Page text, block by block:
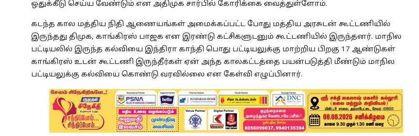
ஒதுக்கீடு செய்ய வேண்டும் என அதிமுக சார்பில் கோரிக்கை வைத்துள்ளோம்.
கடந்த கால மத்திய நிதி ஆணையங்கள் அமைக்கப்பட்ட போது மத்திய அரசுடன் கூட்டணியில்
இருந்தது திமுக, காங்கிரஸ் பாஜக என இரண்டு கட்சிகளுடனும் கூட்டணியில் இருந்தனர். மாநில
பட்டியலில் இருந்த கல்வியை இந்திரா காந்தி பொது பட்டியலுக்கு மாற்றிய பிறகு 17 ஆண்டுகள்
காங்கிரஸ் உடன் கூட்டணி இருந்தீர்கள் ஏன் அந்த காலகட்டத்தை பயன்படுத்தி மீண்டும் மாநில
பட்டியலுக்கு கல்வியை கொண்டு வரவில்லை என கேள்வி எழுப்பினார்.